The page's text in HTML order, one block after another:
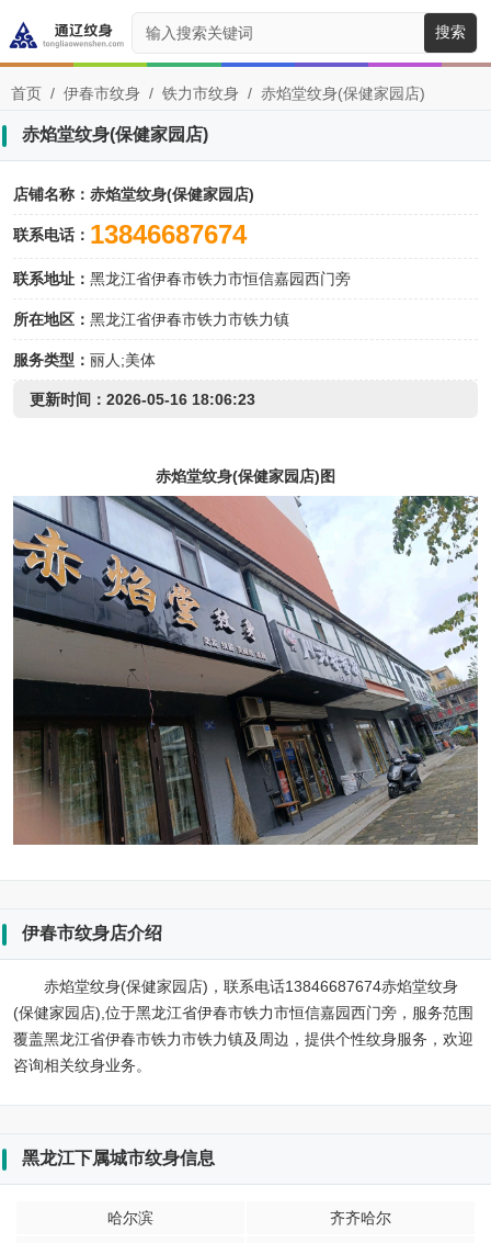
搜索
首页 / 伊春市纹身 / 铁力市纹身 / 赤焰堂纹身(保健家园店)
赤焰堂纹身(保健家园店)
店铺名称： 赤焰堂纹身(保健家园店)
联系电话： 13846687674
联系地址： 黑龙江省伊春市铁力市恒信嘉园西门旁
所在地区： 黑龙江省伊春市铁力市铁力镇
服务类型： 丽人;美体
更新时间：2026-05-16 18:06:23
赤焰堂纹身(保健家园店)图
伊春市纹身店介绍
赤焰堂纹身(保健家园店)，联系电话13846687674赤焰堂纹身
(保健家园店),位于黑龙江省伊春市铁力市恒信嘉园西门旁，服务范围
覆盖黑龙江省伊春市铁力市铁力镇及周边，提供个性纹身服务，欢迎
咨询相关纹身业务。
黑龙江下属城市纹身信息
哈尔滨
齐齐哈尔